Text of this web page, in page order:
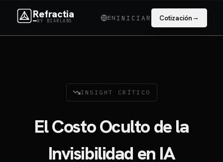
Refractia
BY BIARLABS ENINICIAR Cotización→
INSIGHT CRÍTICO
El Costo Oculto de la
Invisibilidad en IA